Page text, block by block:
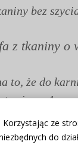
ze
do
bez
z tkaniny
że do
4cm